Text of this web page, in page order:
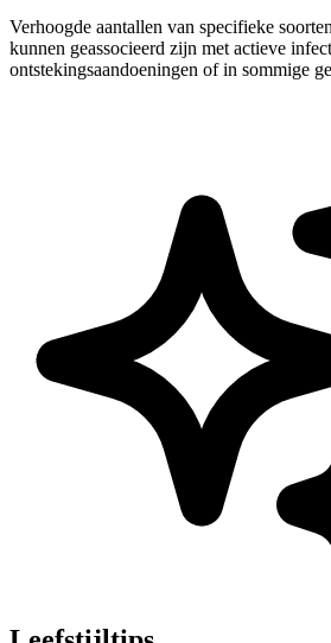
Verhoogde aantallen van specifieke
kunnen geassocieerd zijn met actieve
ontstekingsaandoeningen of in sommige